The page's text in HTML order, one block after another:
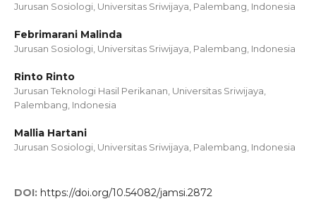
Jurusan Sosiologi, Universitas Sriwijaya, Palembang, Indonesia
Febrimarani Malinda
Jurusan Sosiologi, Universitas Sriwijaya, Palembang, Indonesia
Rinto Rinto
Jurusan Teknologi Hasil Perikanan, Universitas Sriwijaya,
Palembang, Indonesia
Mallia Hartani
Jurusan Sosiologi, Universitas Sriwijaya, Palembang, Indonesia
DOI: https://doi.org/10.54082/jamsi.2872